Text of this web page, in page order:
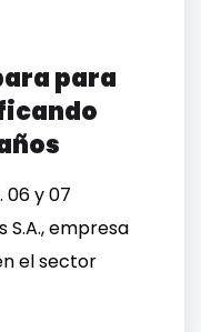
para
06 y 07
S.A., empresa
el sector